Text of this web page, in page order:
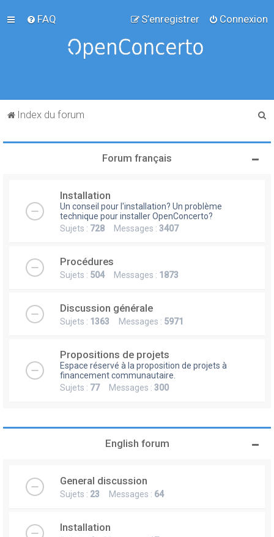
FAQ Connexion
S’enregistrer
Index du forum
Forum français
Installation
Un conseil pour l'installation? Un problème
technique pour installer OpenConcerto?
Sujets : 728 Messages : 3407
Procédures
Sujets : 504Messages : 1873
Discussion générale
Sujets : 1363 Messages : 5971
Propositions de projets
Espace réservé à la proposition de projets à
financement communautaire.
Sujets : 77Messages : 300
English forum
General discussion
Sujets : 23 Messages : 64
Installation